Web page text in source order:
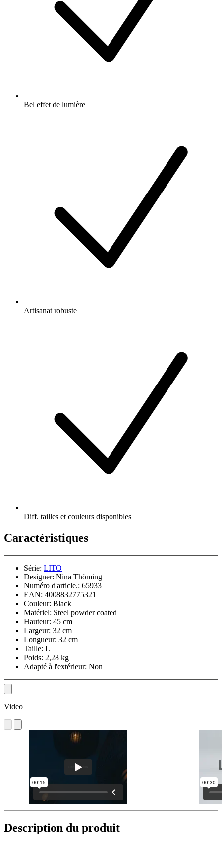
Bel effet de lumière
Artisanat robuste
Diff. tailles et couleurs disponibles
Caractéristiques
Série: LITO
Designer: Nina Thöming
Numéro d'article.: 65933
EAN: 4008832775321
Couleur: Black
Matériel: Steel powder coated
Hauteur: 45 cm
Largeur: 32 cm
Longueur: 32 cm
Taille: L
Poids: 2,28 kg
Adapté à l'extérieur: Non
Video
Description du produit